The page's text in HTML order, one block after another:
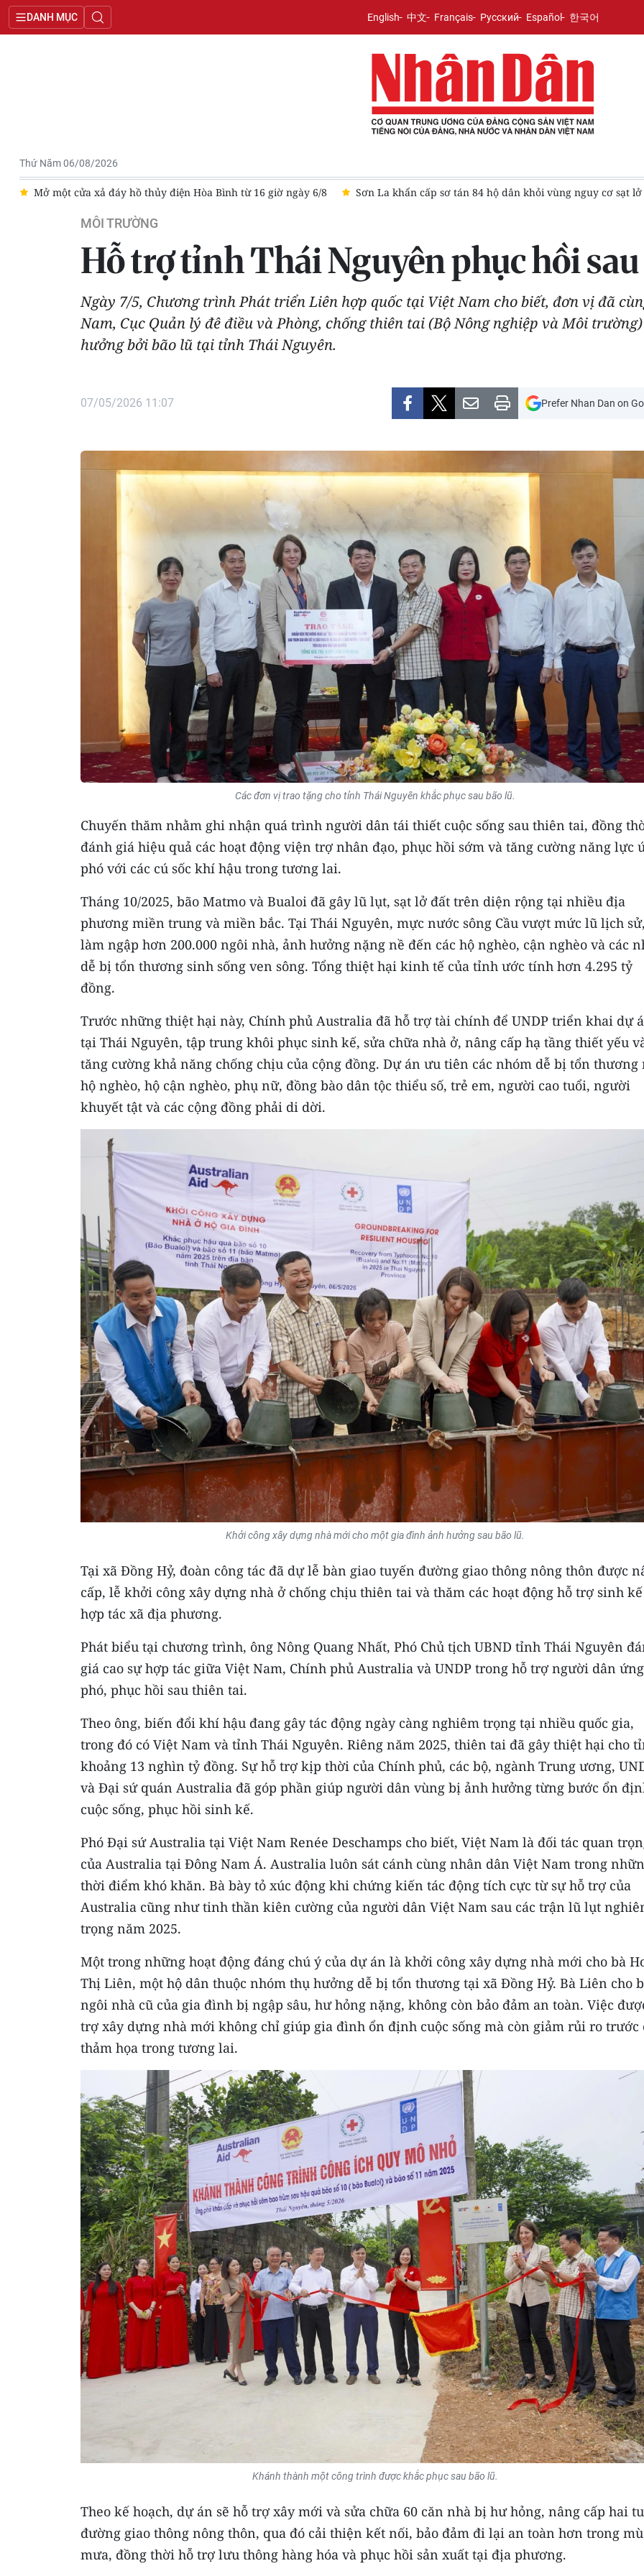
DANH MỤC English 中文 Français Русский Español 한국어
Thứ Năm 06/08/2026
Mở một cửa xả đáy hồ thủy điện Hòa Bình từ 16 giờ ngày 6/8 Sơn La khẩn cấp sơ tán 84 hộ dân khỏi vùng nguy cơ sạt lở
MÔI TRƯỜNG
Hỗ trợ tỉnh Thái Nguyên phục hồi
Ngày 7/5, Chương trình Phát triển Liên hợp quốc tại Việt Nam cho biết, đơn vị đã
Nam, Cục Quản lý đê điều và Phòng, chống thiên tai (Bộ Nông nghiệp và Môi
hưởng bởi bão lũ tại tỉnh Thái Nguyên.
07/05/2026 11:07 Prefer Nhan Dan on
Các đơn vị trao tặng cho tỉnh Thái Nguyên khắc phục sau bão lũ.
Chuyến thăm nhằm ghi nhận quá trình người dân tái thiết cuộc sống sau thiên tai, đồng
đánh giá hiệu quả các hoạt động viện trợ nhân đạo, phục hồi sớm và tăng cường năng lực
phó với các cú sốc khí hậu trong tương lai.
Tháng 10/2025, bão Matmo và Bualoi đã gây lũ lụt, sạt lở đất trên diện rộng tại nhiều địa
phương miền trung và miền bắc. Tại Thái Nguyên, mực nước sông Cầu vượt mức lũ lịch sử,
làm ngập hơn 200.000 ngôi nhà, ảnh hưởng nặng nề đến các hộ nghèo, cận nghèo và các
dễ bị tổn thương sinh sống ven sông. Tổng thiệt hại kinh tế của tỉnh ước tính hơn 4.295 tỷ
đồng.
Trước những thiệt hại này, Chính phủ Australia đã hỗ trợ tài chính để UNDP triển khai dự
tại Thái Nguyên, tập trung khôi phục sinh kế, sửa chữa nhà ở, nâng cấp hạ tầng thiết yếu
tăng cường khả năng chống chịu của cộng đồng. Dự án ưu tiên các nhóm dễ bị tổn thương
hộ nghèo, hộ cận nghèo, phụ nữ, đồng bào dân tộc thiểu số, trẻ em, người cao tuổi, người
khuyết tật và các cộng đồng phải di dời.
Khởi công xây dựng nhà mới cho một gia đình ảnh hưởng sau bão lũ.
Tại xã Đồng Hỷ, đoàn công tác đã dự lễ bàn giao tuyến đường giao thông nông thôn được
cấp, lễ khởi công xây dựng nhà ở chống chịu thiên tai và thăm các hoạt động hỗ trợ sinh
hợp tác xã địa phương.
Phát biểu tại chương trình, ông Nông Quang Nhất, Phó Chủ tịch UBND tỉnh Thái Nguyên
giá cao sự hợp tác giữa Việt Nam, Chính phủ Australia và UNDP trong hỗ trợ người dân ứng
phó, phục hồi sau thiên tai.
Theo ông, biến đổi khí hậu đang gây tác động ngày càng nghiêm trọng tại nhiều quốc gia,
trong đó có Việt Nam và tỉnh Thái Nguyên. Riêng năm 2025, thiên tai đã gây thiệt hại cho
khoảng 13 nghìn tỷ đồng. Sự hỗ trợ kịp thời của Chính phủ, các bộ, ngành Trung ương,
và Đại sứ quán Australia đã góp phần giúp người dân vùng bị ảnh hưởng từng bước ổn
cuộc sống, phục hồi sinh kế.
Phó Đại sứ Australia tại Việt Nam Renée Deschamps cho biết, Việt Nam là đối tác quan
của Australia tại Đông Nam Á. Australia luôn sát cánh cùng nhân dân Việt Nam trong
thời điểm khó khăn. Bà bày tỏ xúc động khi chứng kiến tác động tích cực từ sự hỗ trợ của
Australia cũng như tinh thần kiên cường của người dân Việt Nam sau các trận lũ lụt
trọng năm 2025.
Một trong những hoạt động đáng chú ý của dự án là khởi công xây dựng nhà mới cho bà
Thị Liên, một hộ dân thuộc nhóm thụ hưởng dễ bị tổn thương tại xã Đồng Hỷ. Bà Liên cho
ngôi nhà cũ của gia đình bị ngập sâu, hư hỏng nặng, không còn bảo đảm an toàn. Việc
trợ xây dựng nhà mới không chỉ giúp gia đình ổn định cuộc sống mà còn giảm rủi ro trước
thảm họa trong tương lai.
Khánh thành một công trình được khắc phục sau bão lũ.
Theo kế hoạch, dự án sẽ hỗ trợ xây mới và sửa chữa 60 căn nhà bị hư hỏng, nâng cấp hai
đường giao thông nông thôn, qua đó cải thiện kết nối, bảo đảm đi lại an toàn hơn trong
mưa, đồng thời hỗ trợ lưu thông hàng hóa và phục hồi sản xuất tại địa phương.